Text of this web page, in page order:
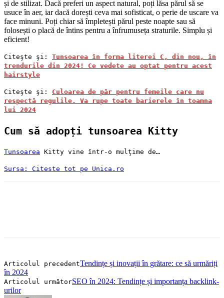
și de stilizat. Dacă preferi un aspect natural, poți lăsa părul să se
usuce în aer, iar dacă dorești ceva mai sofisticat, o perie de uscare va
face minuni. Poți chiar să împletești părul peste noapte sau să
folosești o placă de întins pentru a înfrumuseța straturile. Simplu și
eficient!
Citeşte şi: Tunsoarea în forma literei C, din nou, în
trendurile din 2024! Ce vedete au optat pentru acest
hairstyle
Citeşte şi: Culoarea de păr pentru femeile care nu
respectă regulile. Va rupe toate barierele în toamna
lui 2024
Cum să adopți tunsoarea Kitty
Tunsoarea Kitty vine într-o mulţime de…
Sursa: Citeste tot pe Unica.ro
Articolul precedentTendințe și inovații în grătare: ce să urmăriți
în 2024
Articolul următorSEO în 2024: Tendințe și importanța backlink-
urilor